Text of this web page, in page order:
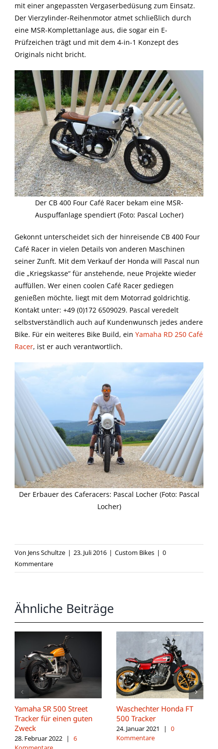
mit einer angepassten Vergaserbedüsung zum Einsatz.
Der Vierzylinder-Reihenmotor atmet schließlich durch
eine MSR-Komplettanlage aus, die sogar ein E-
Prüfzeichen trägt und mit dem 4-in-1 Konzept des
Originals nicht bricht.
Der CB 400 Four Café Racer bekam eine MSR-
Auspuffanlage spendiert (Foto: Pascal Locher)
Gekonnt unterscheidet sich der hinreisende CB 400 Four
Café Racer in vielen Details von anderen Maschinen
seiner Zunft. Mit dem Verkauf der Honda will Pascal nun
die „Kriegskasse“ für anstehende, neue Projekte wieder
auffüllen. Wer einen coolen Café Racer gediegen
genießen möchte, liegt mit dem Motorrad goldrichtig.
Kontakt unter: +49 (0)172 6509029. Pascal veredelt
selbstverständlich auch auf Kundenwunsch jedes andere
Bike. Für ein weiteres Bike Build, ein Yamaha RD 250 Café
Racer, ist er auch verantwortlich.
Der Erbauer des Caferacers: Pascal Locher (Foto: Pascal
Locher)
Von Jens Schultze | 23. Juli 2016 | Custom Bikes | 0
Kommentare
Ähnliche Beiträge
Yamaha SR 500 Street
Tracker für einen guten
Zweck
28. Februar 2022 |
6
Waschechter Honda FT
500 Tracker
24. Januar 2021 |
0
Kommentare